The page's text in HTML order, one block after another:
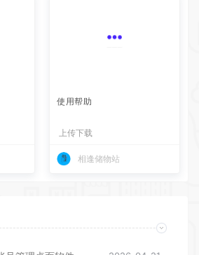
使用帮助
上传下载
相逢储物站